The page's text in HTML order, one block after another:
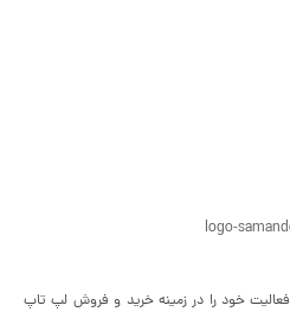
فروشگاه آنلاین اطلاع وب از سال 83 فعالیت خود را در زمینه خرید و فروش لپ تاپ